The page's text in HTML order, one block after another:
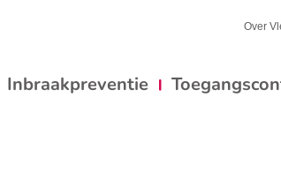
Over
Inbraakpreventie